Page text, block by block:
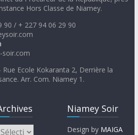
Hors Classe de Niamey.
90 / + 227 94 06 29 90
soir.com
Rue Ecole Kokaranta 2, Derrière la
Arr. Com. Niamey 1.
Niamey Soir
Design by MAIGA